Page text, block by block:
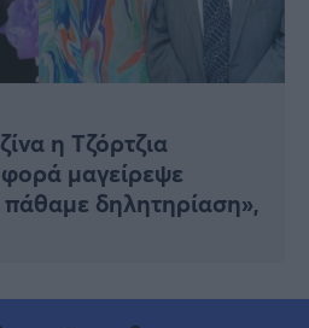
η Τζόρτζια
μαγείρεψε
πάθαμε δηλητηρίαση»,